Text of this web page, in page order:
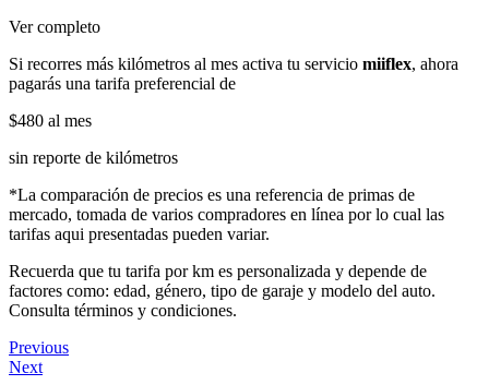
Ver completo
Si recorres más kilómetros al mes activa tu servicio miiflex, ahora
pagarás una tarifa preferencial de
$480 al mes
sin reporte de kilómetros
*La comparación de precios es una referencia de primas de
mercado, tomada de varios compradores en línea por lo cual las
tarifas aqui presentadas pueden variar.
Recuerda que tu tarifa por km es personalizada y depende de
factores como: edad, género, tipo de garaje y modelo del auto.
Consulta términos y condiciones.
Previous
Next